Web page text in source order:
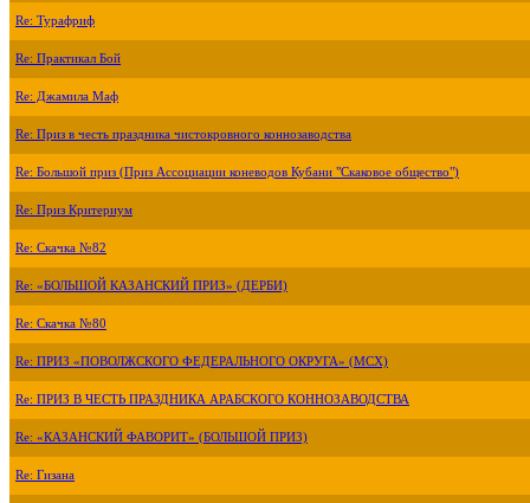
Re: Турафриф
Re: Практикал Бой
Re: Джамила Маф
Re: Приз в честь праздника чистокровного коннозаводства
Re: Большой приз (Приз Ассоциации коневодов Кубани "Скаковое общество")
Re: Приз Критериум
Re: Скачка №82
Re: «БОЛЬШОЙ КАЗАНСКИЙ ПРИЗ» (ДЕРБИ)
Re: Скачка №80
Re: ПРИЗ «ПОВОЛЖСКОГО ФЕДЕРАЛЬНОГО ОКРУГА» (МСХ)
Re: ПРИЗ В ЧЕСТЬ ПРАЗДНИКА АРАБСКОГО КОННОЗАВОДСТВА
Re: «КАЗАНСКИЙ ФАВОРИТ» (БОЛЬШОЙ ПРИЗ)
Re: Гизана